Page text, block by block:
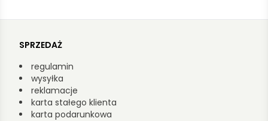
SPRZEDAŻ
regulamin
wysyłka
reklamacje
karta stałego klienta
karta podarunkowa